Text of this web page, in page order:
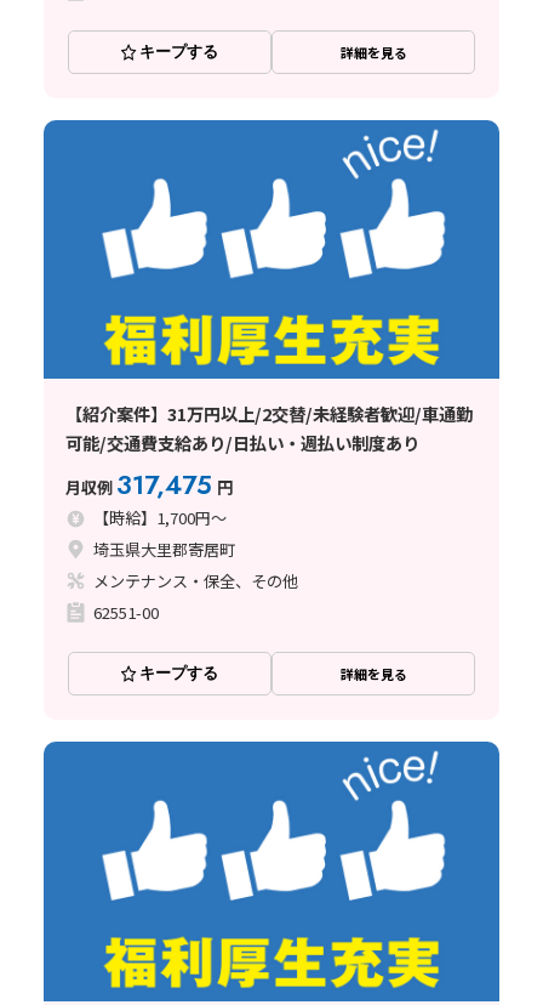
キープする 詳細を見る
【紹介案件】31万円以上/2交替/未経験者歓迎/車通勤
可能/交通費支給あり/日払い・週払い制度あり
月収例 317,475 円
【時給】1,700円～
埼玉県大里郡寄居町
メンテナンス・保全、その他
62551-00
キープする 詳細を見る